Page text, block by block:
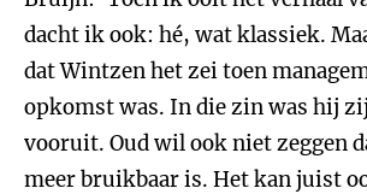
dacht ik ook: hé, wat klassiek.
dat Wintzen het zei toen
opkomst was. In die zin was hij
vooruit. Oud wil ook niet zeggen
meer bruikbaar is. Het kan juist